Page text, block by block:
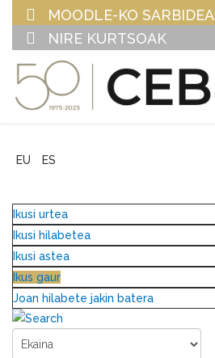
MOODLE-KO SARBIDEA
NIRE KURTSOAK
EU ES
Ikusi urtea
Ikusi hilabetea
Ikusi astea
Ikus gaur
Joan hilabete jakin batera